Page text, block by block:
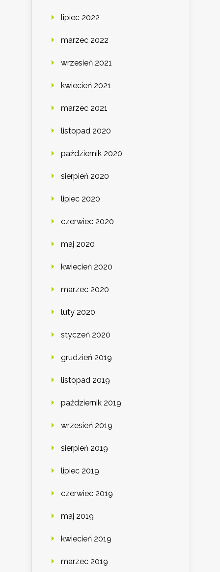
lipiec 2022
marzec 2022
wrzesień 2021
kwiecień 2021
marzec 2021
listopad 2020
październik 2020
sierpień 2020
lipiec 2020
czerwiec 2020
maj 2020
kwiecień 2020
marzec 2020
luty 2020
styczeń 2020
grudzień 2019
listopad 2019
październik 2019
wrzesień 2019
sierpień 2019
lipiec 2019
czerwiec 2019
maj 2019
kwiecień 2019
marzec 2019